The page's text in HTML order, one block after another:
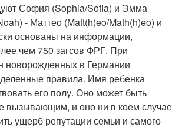
София (Sophia/Sofia) и Эмма
- Маттео (Matt(h)eo/Math(h)eo) и
основаны на информации,
чем 750 загсов ФРГ. При
новорожденных в Германии
правила. Имя ребенка
его полу. Оно может быть
вызывающим, и оно ни в коем случае
ущерб репутации семьи и самого